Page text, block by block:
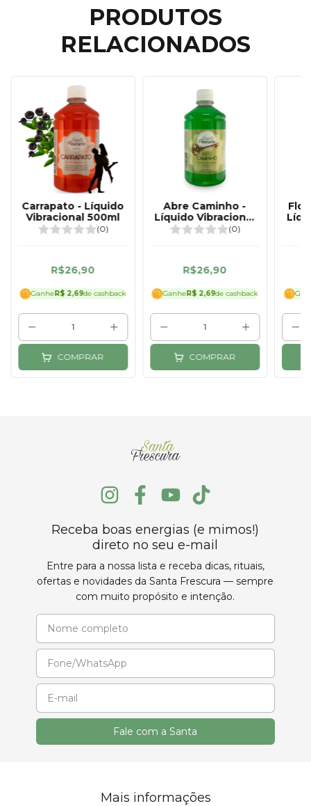
PRODUTOS
RELACIONADOS
Carrapato - Líquido
Vibracional 500ml
(0)
R$26,90
GanheR$ 2,69de cashback
COMPRAR
Abre Caminho -
Líquido Vibracional
500ml
(0)
R$26,90
GanheR$ 2,69de cashback
COMPRAR
Flor
Receba boas energias (e mimos!)
direto no seu e-mail
Entre para a nossa lista e receba dicas, rituais,
ofertas e novidades da Santa Frescura — sempre
com muito propósito e intenção.
Mais informações